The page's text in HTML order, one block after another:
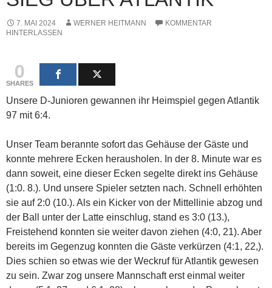
7. MAI 2024 WERNER HEITMANN
KOMMENTAR
HINTERLASSEN
0
SHARES
Unsere D-Junioren gewannen ihr Heimspiel gegen Atlantik
97 mit 6:4.
Unser Team berannte sofort das Gehäuse der Gäste und
konnte mehrere Ecken herausholen. In der 8. Minute war es
dann soweit, eine dieser Ecken segelte direkt ins Gehäuse
(1:0. 8.). Und unsere Spieler setzten nach. Schnell erhöhten
sie auf 2:0 (10.). Als ein Kicker von der Mittellinie abzog und
der Ball unter der Latte einschlug, stand es 3:0 (13.),
Freistehend konnten sie weiter davon ziehen (4:0, 21). Aber
bereits im Gegenzug konnten die Gäste verkürzen (4:1, 22,).
Dies schien so etwas wie der Weckruf für Atlantik gewesen
zu sein. Zwar zog unsere Mannschaft erst einmal weiter